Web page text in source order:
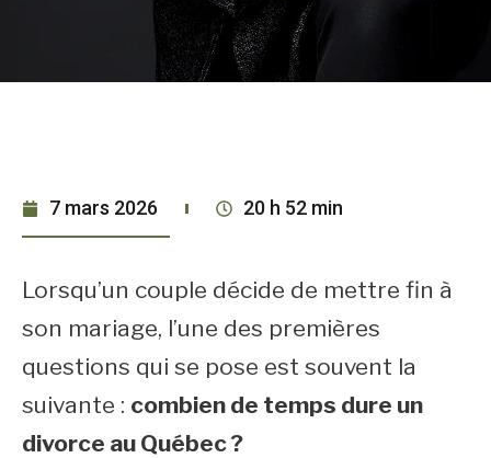
7 mars 2026 20 h 52 min
Lorsqu’un couple décide de mettre fin à
son mariage, l’une des premières
questions qui se pose est souvent la
suivante : combien de temps dure un
divorce au Québec ?